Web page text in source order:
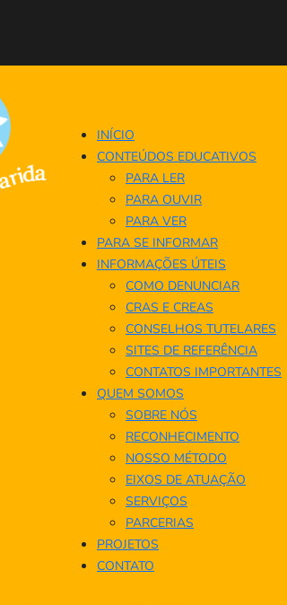
INÍCIO
CONTEÚDOS EDUCATIVOS
PARA LER
PARA OUVIR
PARA VER
PARA SE INFORMAR
INFORMAÇÕES ÚTEIS
COMO DENUNCIAR
CRAS E CREAS
CONSELHOS TUTELARES
SITES DE REFERÊNCIA
CONTATOS IMPORTANTES
QUEM SOMOS
SOBRE NÓS
RECONHECIMENTO
NOSSO MÉTODO
EIXOS DE ATUAÇÃO
SERVIÇOS
PARCERIAS
PROJETOS
CONTATO